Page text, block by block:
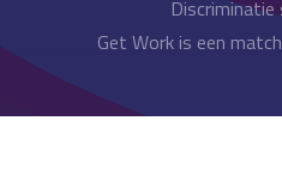
Get Work is een